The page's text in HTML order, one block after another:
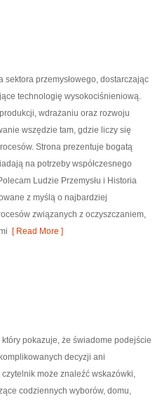
przemysłowego, dostarczając
technologię wysokociśnieniową.
wdrażaniu oraz rozwoju
wszędzie tam, gdzie liczy się
Strona prezentuje bogatą
na potrzeby współczesnego
Ludzie Przemysłu i Historia
z myślą o najbardziej
związanych z oczyszczaniem,
[ Read More ]
pokazuje, że świadome podejście
decyzji ani
może znaleźć wskazówki,
codziennych wyborów, domu,